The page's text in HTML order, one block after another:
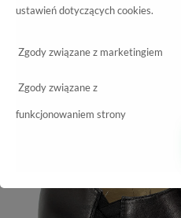
Nelas
ustawień dotyczących cookies.
Zgody związane z marketingiem
Zgody związane z
funkcjonowaniem strony